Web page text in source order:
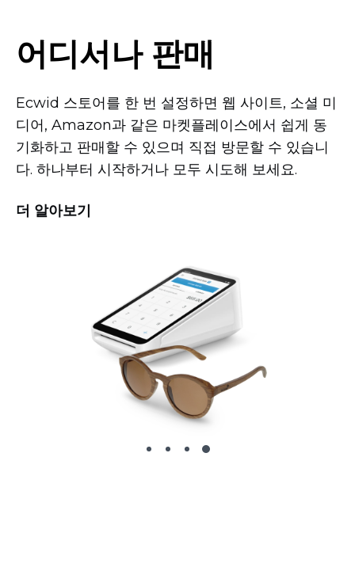
어디서나 판매
Ecwid 스토어를 한 번 설정하면 웹 사이트, 소셜 미
디어, Amazon과 같은 마켓플레이스에서 쉽게 동
기화하고 판매할 수 있으며 직접 방문할 수 있습니
다. 하나부터 시작하거나 모두 시도해 보세요.
더 알아보기